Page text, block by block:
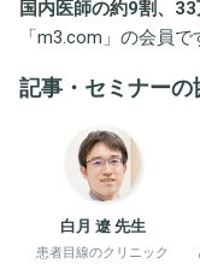
国内医師の約9割、
「m3.com 」の会員で
記事・セミナーの
白月 遼 先生
患者目線のクリニック